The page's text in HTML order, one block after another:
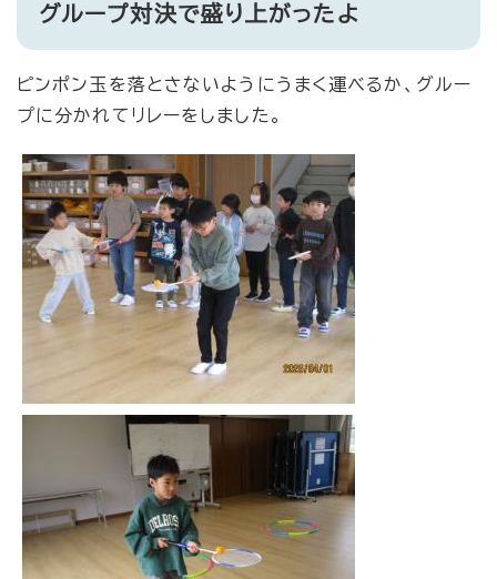
グループ対決で盛り上がったよ
ピンポン玉を落とさないようにうまく運べるか、グルー
プに分かれてリレーをしました。